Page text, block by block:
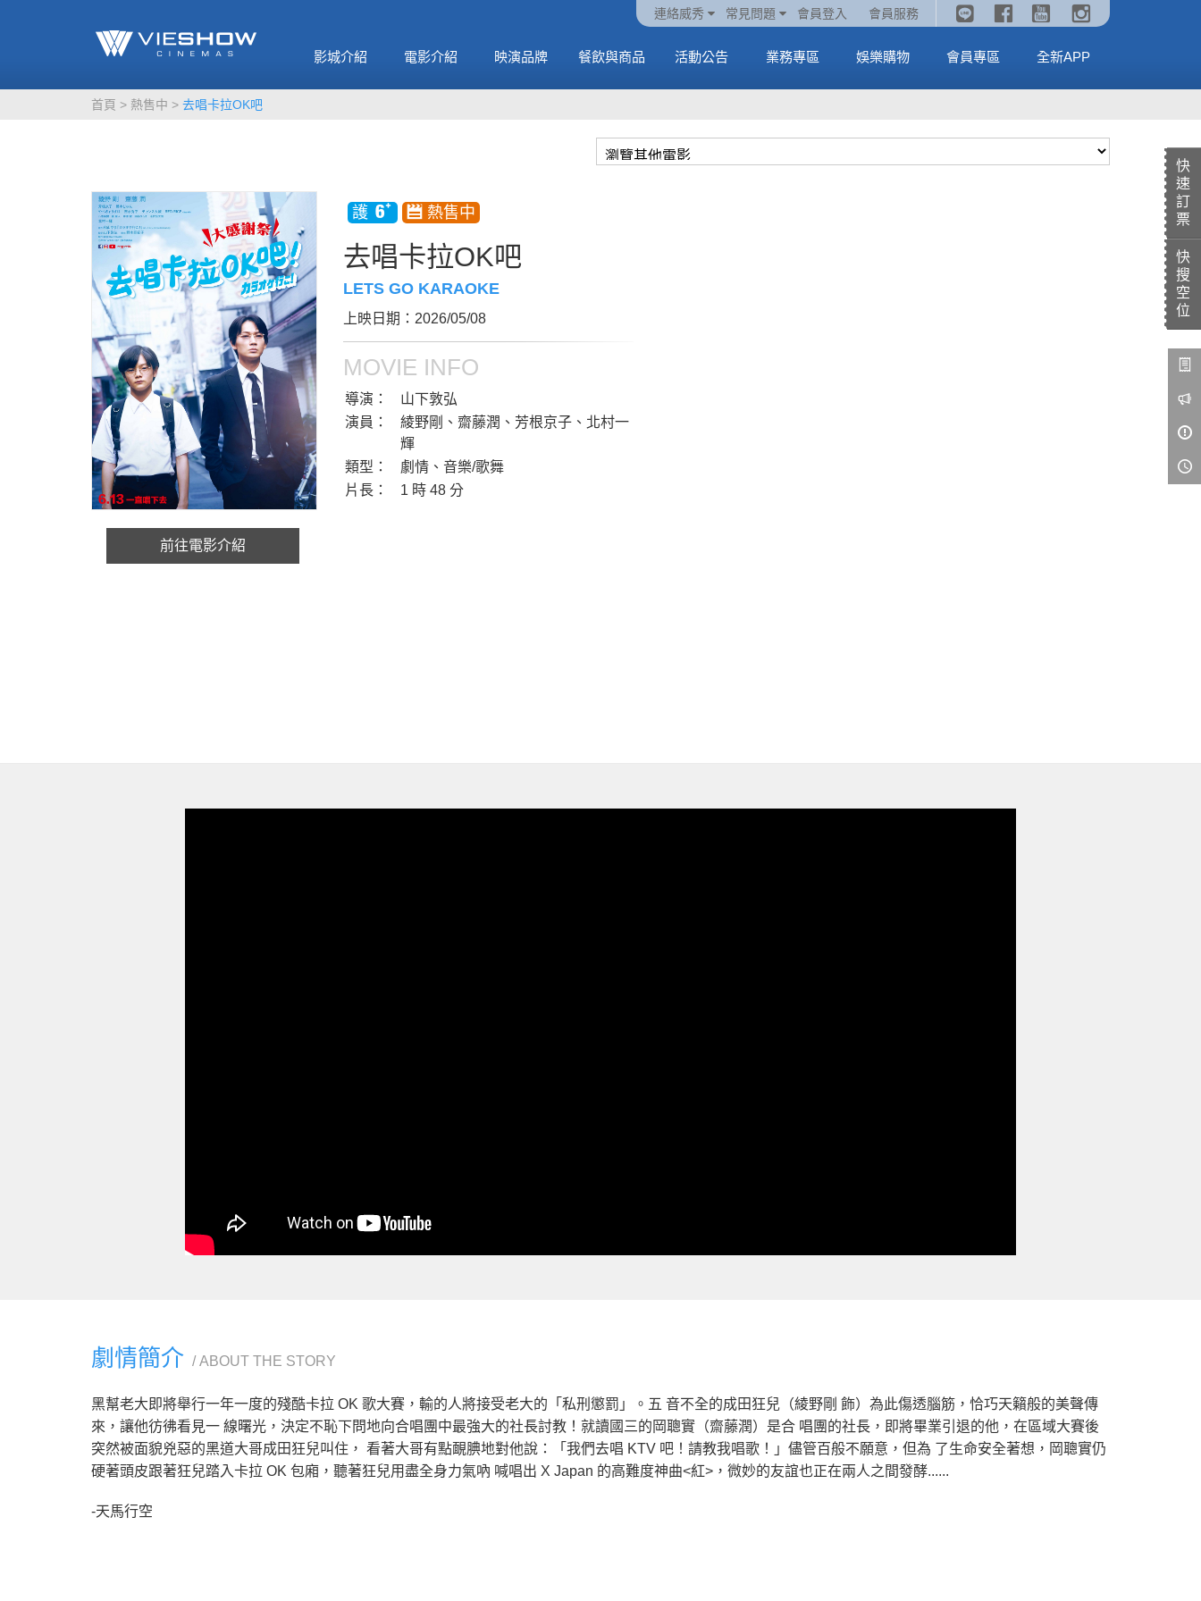
連絡威秀 常見問題 會員登入 會員服務
影城介紹 電影介紹
MORE MORE
火熱預售中《橡樹街
末日》
MORE
火熱預售中《汪汪隊立大功：恐龍大電影》
映演品牌 餐飲與商品
MORE MORE
🥤威秀獨家電影套餐
🥤全台熱賣中
MORE
《劇場版吉伊卡哇》🥤威秀獨家電影套餐🥤
全台熱賣中
MORE
活動公告 業務專區 娛樂購物 會員專區 全新APP
快
速
訂
票
快
搜
空
位
首頁 熱售中 去唱卡拉OK吧
前往電影介紹
去唱卡拉OK吧
LETS GO KARAOKE
上映日期：2026/05/08
MOVIE INFO
導演：
山下敦弘
演員：
綾野剛、齋藤潤、芳根京子、北村一
輝
類型：
劇情、音樂/歌舞
片長：
1 時 48 分
劇情簡介 ABOUT THE STORY
黑幫老大即將舉行一年一度的殘酷卡拉 OK 歌大賽，輸的人將接受老大的「私刑懲罰」。五 音不全的成田狂兒（綾野剛 飾）為此傷透腦筋，恰巧天籟般的美聲傳
來，讓他彷彿看見一 線曙光，決定不恥下問地向合唱團中最強大的社長討教！就讀國三的岡聰實（齋藤潤）是合 唱團的社長，即將畢業引退的他，在區域大賽後
突然被面貌兇惡的黑道大哥成田狂兒叫住， 看著大哥有點靦腆地對他說：「我們去唱 KTV 吧！請教我唱歌！」儘管百般不願意，但為 了生命安全著想，岡聰實仍
硬著頭皮跟著狂兒踏入卡拉 OK 包廂，聽著狂兒用盡全身力氣吶 喊唱出 X Japan 的高難度神曲<紅>，微妙的友誼也正在兩人之間發酵......
-天馬行空